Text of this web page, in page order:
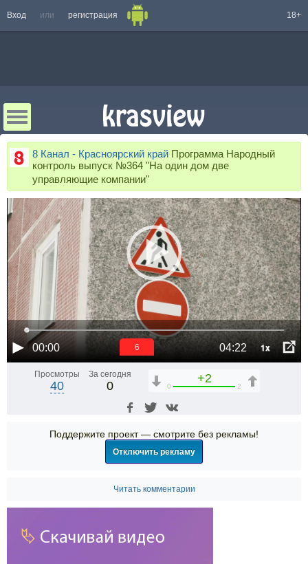
Вход или регистрация 18+
8 Канал - Красноярский край Программа Народный
контроль выпуск №364 "На один дом две
управляющие компании"
00:00 04:22 1x
6
Просмотры
40
За сегодня
0
+2
0 2
Поддержите проект — смотрите без рекламы!
Отключить рекламу
Читать комментарии